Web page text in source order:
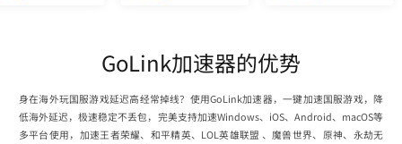
GoLink加速器的优势
身在海外玩国服游戏延迟高经常掉线？使用GoLink加速器，一键加速国服游戏，降
低海外延迟，极速稳定不丢包，完美支持加速Windows、iOS、Android、macOS等
多平台使用，加速王者荣耀、和平精英、LOL英雄联盟 、魔兽世界、原神、永劫无